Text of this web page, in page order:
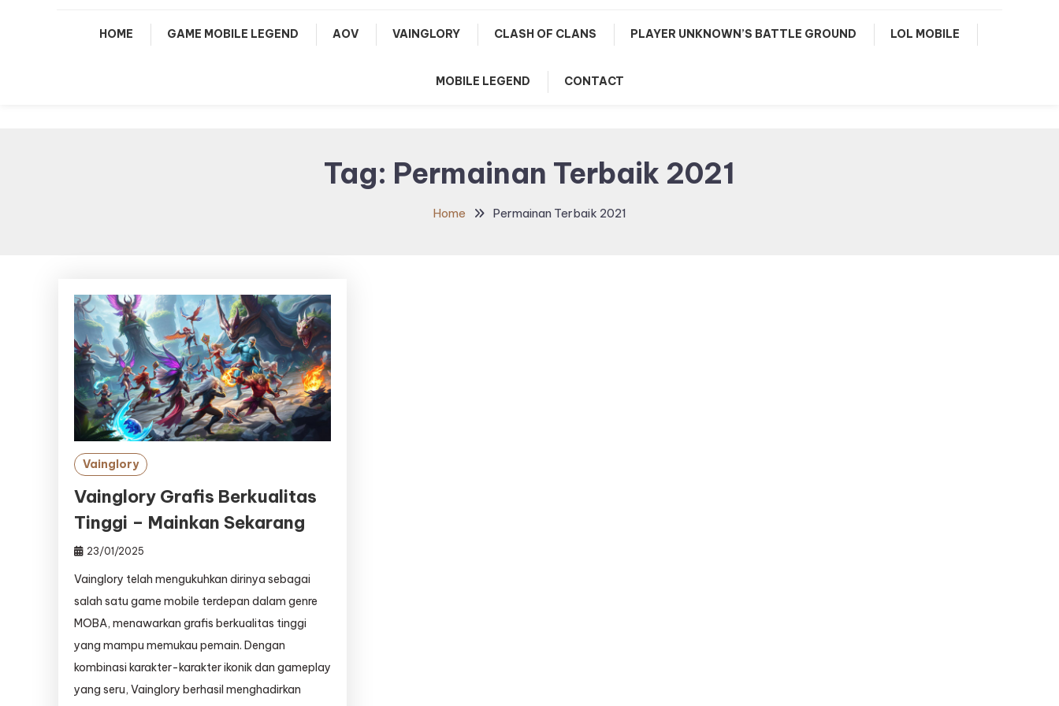
HOME GAME MOBILE LEGEND AOV VAINGLORY CLASH OF CLANS PLAYER UNKNOWN’S BATTLE GROUND LOL MOBILE
MOBILE LEGEND CONTACT
Tag: Permainan Terbaik 2021
Home Permainan Terbaik 2021
Vainglory
Vainglory Grafis Berkualitas
Tinggi – Mainkan Sekarang
23/01/2025
Vainglory telah mengukuhkan dirinya sebagai
salah satu game mobile terdepan dalam genre
MOBA, menawarkan grafis berkualitas tinggi
yang mampu memukau pemain. Dengan
kombinasi karakter-karakter ikonik dan gameplay
yang seru, Vainglory berhasil menghadirkan